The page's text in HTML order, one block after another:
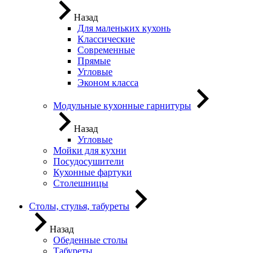
Назад
Для маленьких кухонь
Классические
Современные
Прямые
Угловые
Эконом класса
Модульные кухонные гарнитуры
Назад
Угловые
Мойки для кухни
Посудосушители
Кухонные фартуки
Столешницы
Столы, стулья, табуреты
Назад
Обеденные столы
Табуреты